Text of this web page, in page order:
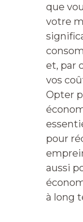
que
votre
et, par
vos
Opter
pour
aussi
à long